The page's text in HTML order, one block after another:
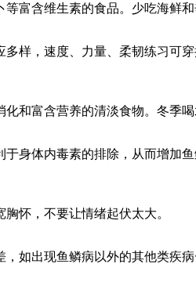
富含维生素的食品。少吃海鲜和
样，速度、力量、柔韧练习可
和富含营养的清淡食物。冬季
身体内毒素的排除，从而增加
怀，不要让情绪起伏太大。
如出现鱼鳞病以外的其他类疾